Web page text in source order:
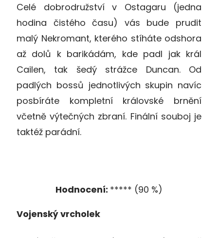
Celé dobrodružství v Ostagaru (jedna
hodina čistého času) vás bude prudit
malý Nekromant, kterého stíháte odshora
až dolů k barikádám, kde padl jak král
Cailen, tak šedý strážce Duncan. Od
padlých bossů jednotlivých skupin navíc
posbíráte kompletní královské brnění
včetně výtečných zbraní. Finální souboj je
taktéž parádní.
Hodnocení: ***** (90 %)
Vojenský vrcholek